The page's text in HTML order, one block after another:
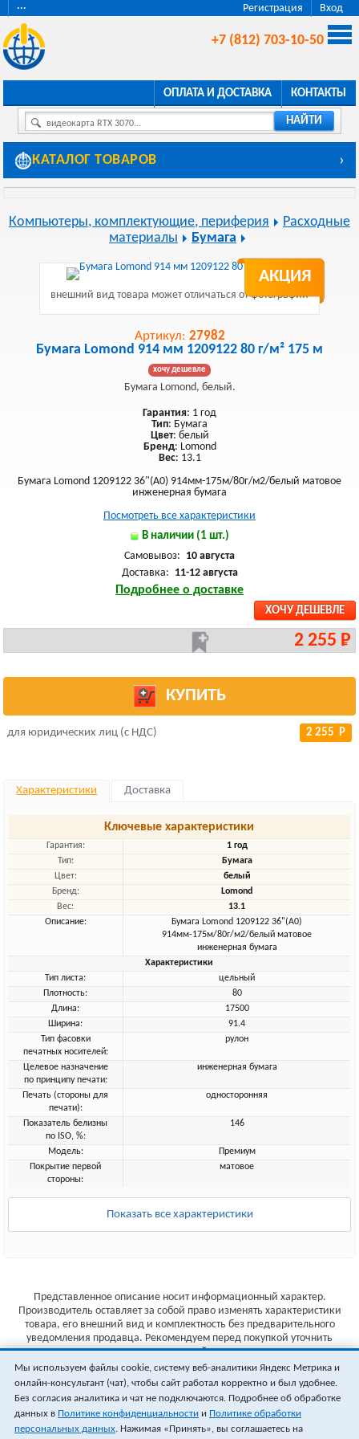
Регистрация Вход
···
+7 (812) 703-10-50
ОПЛАТА И ДОСТАВКА КОНТАКТЫ
видеокарта RTX 3070... НАЙТИ
КАТАЛОГ ТОВАРОВ ›
Компьютеры, комплектующие, периферия
Расходные
материалы
Бумага
АКЦИЯ
внешний вид товара может отличаться от фотографии
Артикул: 27982
Бумага Lomond 914 мм 1209122 80 г/м² 175 м
хочу дешевле
Бумага Lomond, белый.
Гарантия: 1 год
Тип: Бумага
Цвет: белый
Бренд: Lomond
Вес: 13.1
Бумага Lomond 1209122 36"(A0) 914мм-175м/80г/м2/белый матовое
инженерная бумага
Посмотреть все характеристики
В наличии (1 шт.)
Самовывоз: 10 августа
Доставка: 11-12 августа
Подробнее о доставке
ХОЧУ ДЕШЕВЛЕ
2 255 Р
КУПИТЬ
для юридических лиц (с НДС) 2 255 Р
Характеристики Доставка
Ключевые характеристики
Гарантия:
1 год
Тип:
Бумага
Цвет:
белый
Бренд:
Lomond
Вес:
13.1
Описание:
Бумага Lomond 1209122 36"(A0)
914мм-175м/80г/м2/белый матовое
инженерная бумага
Характеристики
Тип листа:
цельный
Плотность:
80
Длина:
17500
Ширина:
91.4
Тип фасовки
печатных носителей:
рулон
Целевое назначение
по принципу печати:
инженерная бумага
Печать (стороны для
печати):
односторонняя
Показатель белизны
по ISO, %:
146
Модель:
Премиум
Покрытие первой
стороны:
матовое
Показать все характеристики
Представленное описание носит информационный характер.
Производитель оставляет за собой право изменять характеристики
товара, его внешний вид и комплектность без предварительного
уведомления продавца. Рекомендуем перед покупкой уточнить
характеристики товара на сайте производителя.
Указанные цены не являются публичной офертой (ст.435 ГК РФ).
Стоимость и наличие товара уточняйте у менеджера.
Мы используем файлы cookie, систему веб-аналитики Яндекс Метрика и
онлайн-консультант (чат), чтобы сайт работал корректно и был удобнее.
Без согласия аналитика и чат не подключаются. Подробнее об обработке
данных в Политике конфиденциальности и Политике обработки
персональных данных. Нажимая «Принять», вы соглашаетесь на